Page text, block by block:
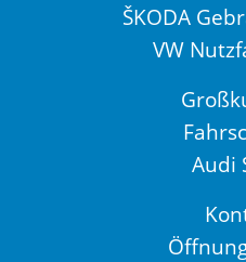
ŠKODA
VW
Audi